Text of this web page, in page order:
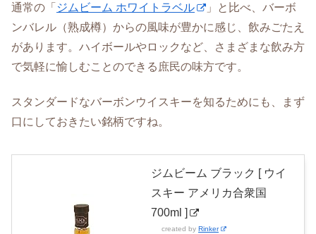
通常の「 ジムビーム ホワイトラベル
」と比べ、バーボ
ンバレル（熟成樽）からの風味が豊かに感じ、飲みごたえ
があります。ハイボールやロックなど、さまざまな飲み方
で気軽に愉しむことのできる庶民の味方です。
スタンダードなバーボンウイスキーを知るためにも、まず
口にしておきたい銘柄ですね。
ジムビーム ブラック [ ウイ
スキー アメリカ合衆国
700ml ]
created by Rinker